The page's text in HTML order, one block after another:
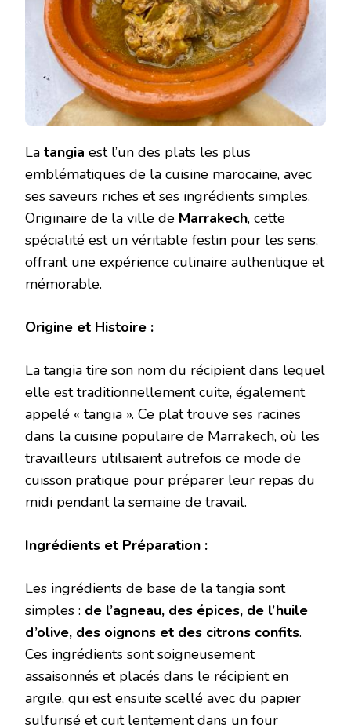
La tangia est l’un des plats les plus
emblématiques de la cuisine marocaine, avec
ses saveurs riches et ses ingrédients simples.
Originaire de la ville de Marrakech, cette
spécialité est un véritable festin pour les sens,
offrant une expérience culinaire authentique et
mémorable.
Origine et Histoire :
La tangia tire son nom du récipient dans lequel
elle est traditionnellement cuite, également
appelé « tangia ». Ce plat trouve ses racines
dans la cuisine populaire de Marrakech, où les
travailleurs utilisaient autrefois ce mode de
cuisson pratique pour préparer leur repas du
midi pendant la semaine de travail.
Ingrédients et Préparation :
Les ingrédients de base de la tangia sont
simples : de l’agneau, des épices, de l’huile
d’olive, des oignons et des citrons confits.
Ces ingrédients sont soigneusement
assaisonnés et placés dans le récipient en
argile, qui est ensuite scellé avec du papier
sulfurisé et cuit lentement dans un four